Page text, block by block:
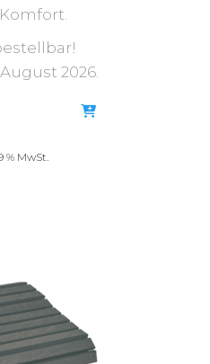
2026.
% MwSt.